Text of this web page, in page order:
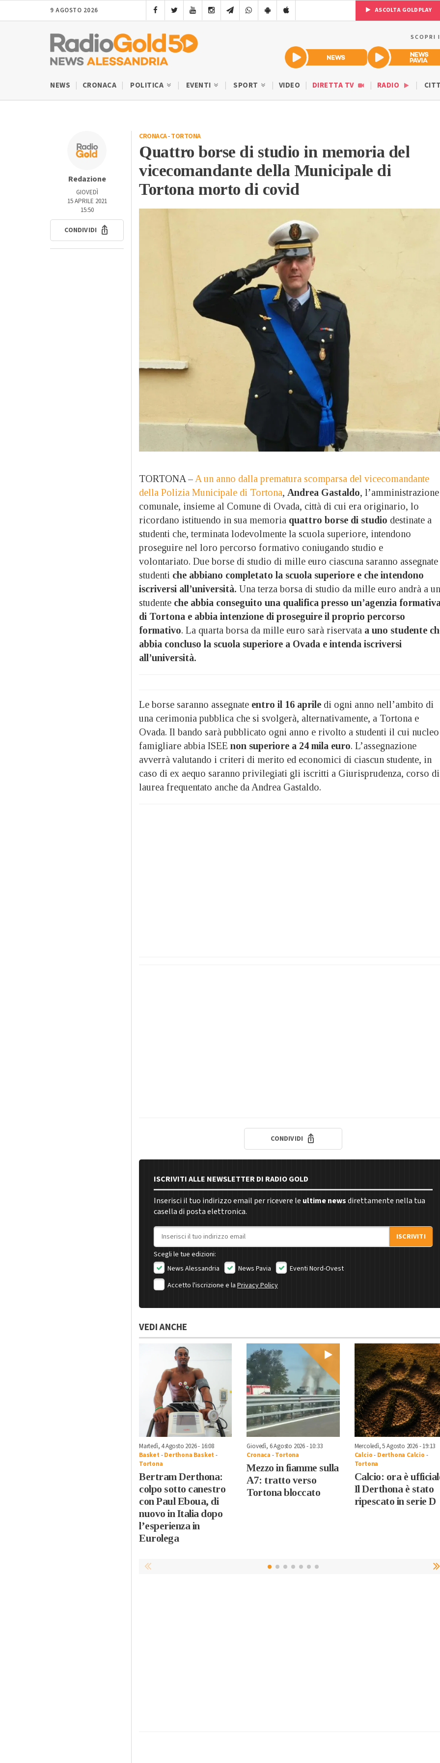
9 AGOSTO 2026 ASCOLTA GOLDPLAY
SCOPRI
NEWS CRONACA POLITICA EVENTI SPORT VIDEO DIRETTA TV RADIO
Redazione
GIOVEDÌ
15 APRILE 2021
15:50
CONDIVIDI
CRONACA-TORTONA
Quattro borse di studio in memoria del
vicecomandante della Municipale di
Tortona morto di covid
TORTONA – A un anno dalla prematura scomparsa del vicecomandante
della Polizia Municipale di Tortona, Andrea Gastaldo, l’amministrazione
comunale, insieme al Comune di Ovada, città di cui era originario, lo
ricordano istituendo in sua memoria quattro borse di studio destinate a
studenti che, terminata lodevolmente la scuola superiore, intendono
proseguire nel loro percorso formativo coniugando studio e
volontariato. Due borse di studio di mille euro ciascuna saranno assegnate
studenti che abbiano completato la scuola superiore e che intendono
iscriversi all’università. Una terza borsa di studio da mille euro andrà a
studente che abbia conseguito una qualifica presso un’agenzia formativa
di Tortona e abbia intenzione di proseguire il proprio percorso
formativo. La quarta borsa da mille euro sarà riservata a uno studente
abbia concluso la scuola superiore a Ovada e intenda iscriversi
all’università.
Le borse saranno assegnate entro il 16 aprile di ogni anno nell’ambito di
una cerimonia pubblica che si svolgerà, alternativamente, a Tortona e
Ovada. Il bando sarà pubblicato ogni anno e rivolto a studenti il cui nucleo
famigliare abbia ISEE non superiore a 24 mila euro. L’assegnazione
avverrà valutando i criteri di merito ed economici di ciascun studente, in
caso di ex aequo saranno privilegiati gli iscritti a Giurisprudenza, corso di
laurea frequentato anche da Andrea Gastaldo.
CONDIVIDI
ISCRIVITI ALLE NEWSLETTER DI RADIO GOLD
Inserisci il tuo indirizzo email per ricevere le ultime newsdirettamente nella tua
casella di posta elettronica.
Indirizzo email
ISCRIVITI
Scegli le tue edizioni:
News Alessandria
News Pavia
Eventi Nord-Ovest
Accetto l'iscrizione e la Privacy Policy
VEDI ANCHE
Martedì, 4 Agosto 2026 - 16:08
Basket -Derthona Basket -
Tortona
Bertram Derthona:
colpo sotto canestro
con Paul Eboua, di
nuovo in Italia dopo
l’esperienza in
Eurolega
Giovedì, 6 Agosto 2026 - 10:33
Cronaca -Tortona
Mezzo in fiamme sulla
A7: tratto verso
Tortona bloccato
Mercoledì, 5 Agosto 2026 - 19:13
Calcio- Derthona Calcio -
Tortona
Calcio: ora è
Il Derthona è stato
ripescato in serie D